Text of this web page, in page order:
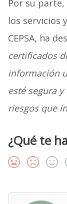
Por su parte,
los servicios
CEPSA, ha
certificados
información
esté segura
riesgos que
¿Qué te